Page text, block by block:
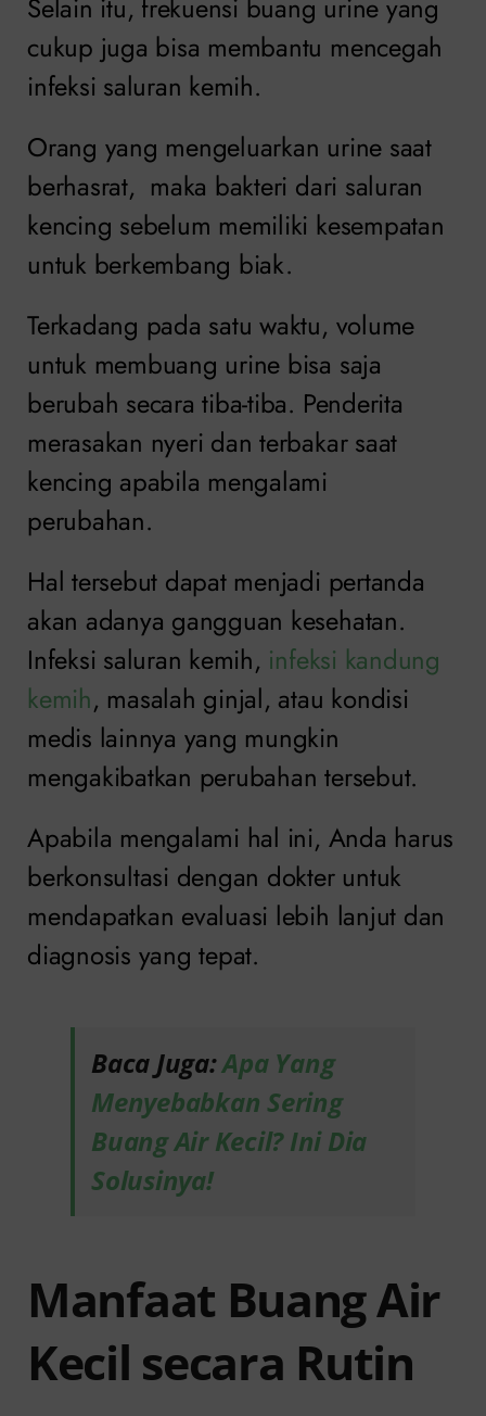
Selain itu, frekuensi buang urine yang
cukup juga bisa membantu mencegah
infeksi saluran kemih.
Orang yang mengeluarkan urine saat
berhasrat, maka bakteri dari saluran
kencing sebelum memiliki kesempatan
untuk berkembang biak.
Terkadang pada satu waktu, volume
untuk membuang urine bisa saja
berubah secara tiba-tiba. Penderita
merasakan nyeri dan terbakar saat
kencing apabila mengalami
perubahan.
Hal tersebut dapat menjadi pertanda
akan adanya gangguan kesehatan.
Infeksi saluran kemih, infeksi kandung
kemih, masalah ginjal, atau kondisi
medis lainnya yang mungkin
mengakibatkan perubahan tersebut.
Apabila mengalami hal ini, Anda harus
berkonsultasi dengan dokter untuk
mendapatkan evaluasi lebih lanjut dan
diagnosis yang tepat.
Baca Juga:Apa Yang
Menyebabkan Sering
Buang Air Kecil? Ini Dia
Solusinya!
Manfaat Buang Air
Kecil secara Rutin